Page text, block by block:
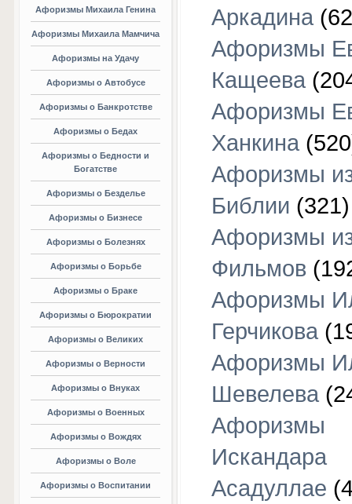
Афоризмы Михаила Генина
Афоризмы Михаила Мамчича
Афоризмы на Удачу
Афоризмы о Автобусе
Афоризмы о Банкротстве
Афоризмы о Бедах
Афоризмы о Бедности и
Богатстве
Афоризмы о Безделье
Афоризмы о Бизнесе
Афоризмы о Болезнях
Афоризмы о Борьбе
Афоризмы о Браке
Афоризмы о Бюрократии
Афоризмы о Великих
Афоризмы о Верности
Афоризмы о Внуках
Афоризмы о Военных
Афоризмы о Вождях
Афоризмы о Воле
Афоризмы о Воспитании
Аркадина
Афоризмы
Кащеева
Афоризмы
Ханкина
Афоризмы
Библии (321)
Афоризмы
Фильмов
Афоризмы
Герчикова
Афоризмы
Шевелева
Афоризмы
Искандара
Асадуллае